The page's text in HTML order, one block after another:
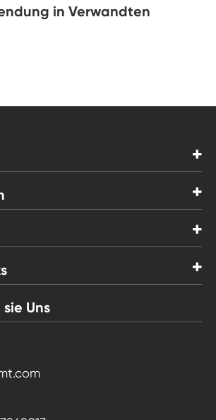
in Verwandten
Uns